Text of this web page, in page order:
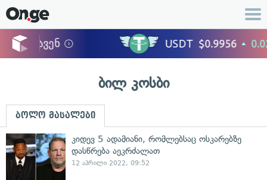
ბილ კოსბი
ბოლო მასალები
კიდევ 5 ადამიანი, რომლებსაც ოსკარებზე
დასწრება აეკრძალათ
12 აპრილი 2022, 09:52